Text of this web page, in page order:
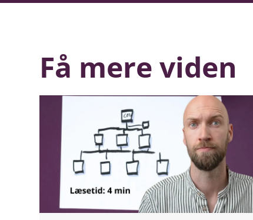
Få mere viden